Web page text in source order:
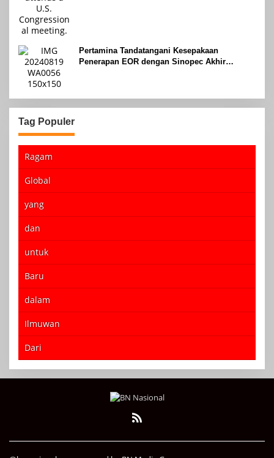
Pertamina Tandatangani Kesepakaan
Penerapan EOR dengan Sinopec Akhir
Tag Populer
Ragam
Global
yang
dan
untuk
Baru
dalam
Ilmuwan
Dari